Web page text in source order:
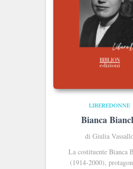
LIBEREDONNE
Bianca
di Giulia
La costituente Bianca
(1914-2000),